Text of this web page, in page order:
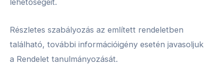
lehetőségeit.
Részletes szabályozás az említett rendeletben
található, további információigény esetén javasoljuk
a Rendelet tanulmányozását.